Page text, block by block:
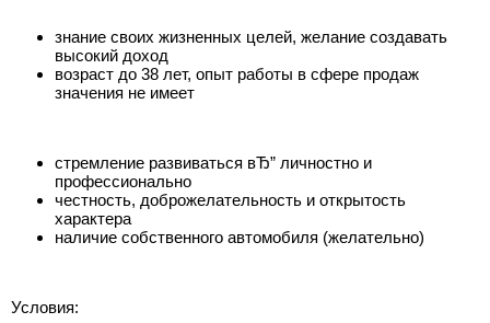
знание своих жизненных целей, желание создавать
высокий доход
возраст до 38 лет, опыт работы в сфере продаж
значения не имеет
стремление развиваться вЂ” личностно и
профессионально
честность, доброжелательность и открытость
характера
наличие собственного автомобиля (желательно)
Условия: